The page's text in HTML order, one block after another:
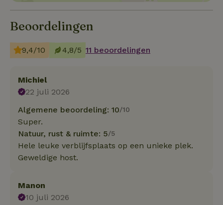
Beoordelingen
9,4/10 4,8/5 11 beoordelingen
Michiel
22 juli 2026
Algemene beoordeling: 10/10
Super.
Natuur, rust & ruimte: 5/5
Hele leuke verblijfsplaats op een unieke plek.
Geweldige host.
Manon
10 juli 2026